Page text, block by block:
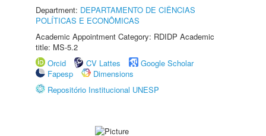
Department: DEPARTAMENTO DE CIÊNCIAS
POLÍTICAS E ECONÔMICAS
Academic Appointment Category: RDIDP Academic
title: MS-5.2
Orcid
CV Lattes
Google Scholar
Fapesp
Dimensions
Repositório Institucional UNESP